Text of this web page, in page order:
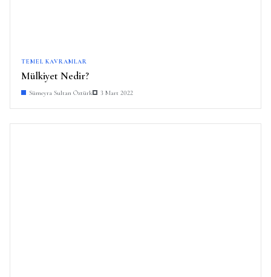
TEMEL KAVRAMLAR
Mülkiyet Nedir?
Sümeyra Sultan Öztürk 3 Mart 2022